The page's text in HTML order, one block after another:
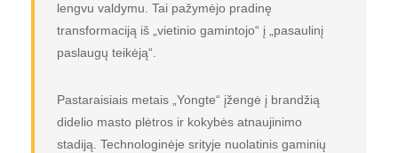
lengvu valdymu. Tai pažymėjo pradinę
transformaciją iš „vietinio gamintojo“ į „pasaulinį
paslaugų teikėją“.
Pastaraisiais metais „Yongte“ įžengė į brandžią
didelio masto plėtros ir kokybės atnaujinimo
stadiją. Technologinėje srityje nuolatinis gaminių